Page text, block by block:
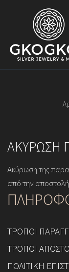
ΑΚΥΡΩΣΗ
Ακύρωση της
από την
ΤΡΟΠΟΙ
ΤΡΟΠΟΙ
ΠΟΛΙΤΙΚΗ